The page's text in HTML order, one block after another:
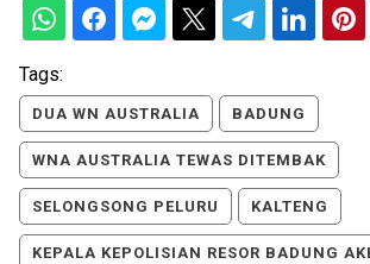
Tags:
DUA WN AUSTRALIA BADUNG
WNA AUSTRALIA TEWAS DITEMBAK
SELONGSONG PELURU KALTENG
KEPALA KEPOLISIAN RESOR BADUNG